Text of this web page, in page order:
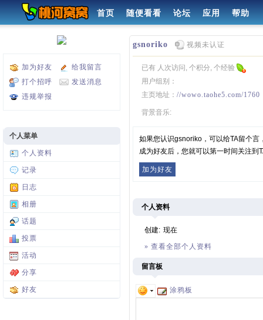
首页 随便看看 论坛 应用 帮助
加为好友
给我留言
打个招呼
发送消息
违规举报
个人菜单
个人资料
记录
日志
相册
话题
投票
活动
分享
好友
gsnoriko 视频未认证
已有 人次访问, 个积分, 个经验
用户组别：
主页地址： //wowo.taohe5.com/1760
背景音乐:
如果您认识gsnoriko，可以给TA留个
成为好友后，您就可以第一时间关注到
加为好友
个人资料
创建: 现在
» 查看全部个人资料
留言板
涂鸦板